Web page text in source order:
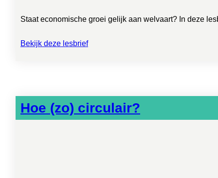
Staat economische groei gelijk aan welvaart? In deze
Bekijk deze lesbrief
Hoe (zo) circulair?